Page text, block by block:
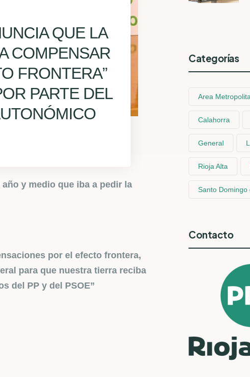
QUE LA
COMPENSAR
FRONTERA”
PARTE DEL
y medio que iba a pedir la
por el efecto frontera,
para que nuestra tierra reciba
del PP y del PSOE”
Categorías
Area
Calahorra
General
Rioja Alta
Santo Domingo
Contacto